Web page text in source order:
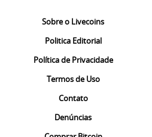
Sobre o Livecoins
Politica Editorial
Política de Privacidade
Termos de Uso
Contato
Denúncias